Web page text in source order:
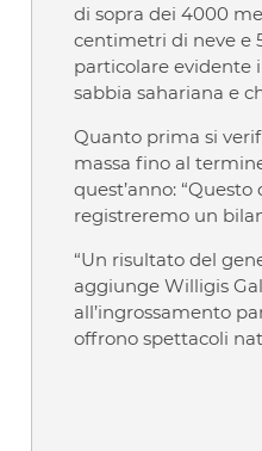
di sopra dei 4000
centimetri di neve e
particolare evidente
sabbia sahariana e
Quanto prima si
massa fino al
quest’anno:
registreremo un
“Un risultato del
aggiunge Willigis
all’ingrossamento
offrono spettacoli